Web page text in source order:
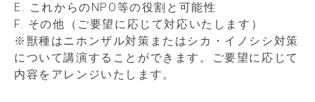
E. これからのNPO等の役割と可能性
F. その他（ご要望に応じて対応いたします）
※獣種はニホンザル対策またはシカ・イノシシ対策
について講演することができます。ご要望に応じて
内容をアレンジいたします。